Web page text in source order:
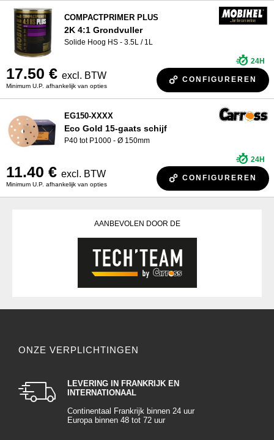
COMPACTPRIMER PLUS
2K 4:1 Grondvuller
Solide Hoog HS - 3.5L / 1L
17.50 € excl. BTW
Minimum U.P. afhankelijk van opties
24H
CONFIGUREREN
EG150-XXXX
Eco Gold 15-gaats schijf
P40 tot P1000 - Ø 150mm
11.40 € excl. BTW
Minimum U.P. afhankelijk van opties
24H
CONFIGUREREN
AANBEVOLEN DOOR DE
ONZE VERPLICHTINGEN
LEVERING IN FRANKRIJK EN
INTERNATIONAAL
Continentaal Frankrijk binnen 24 uur
Europa binnen 48 tot 72 uur